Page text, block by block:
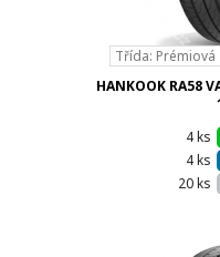
Třída: Prémiová
HANKOOK RA58
4 ks
4 ks
20 ks